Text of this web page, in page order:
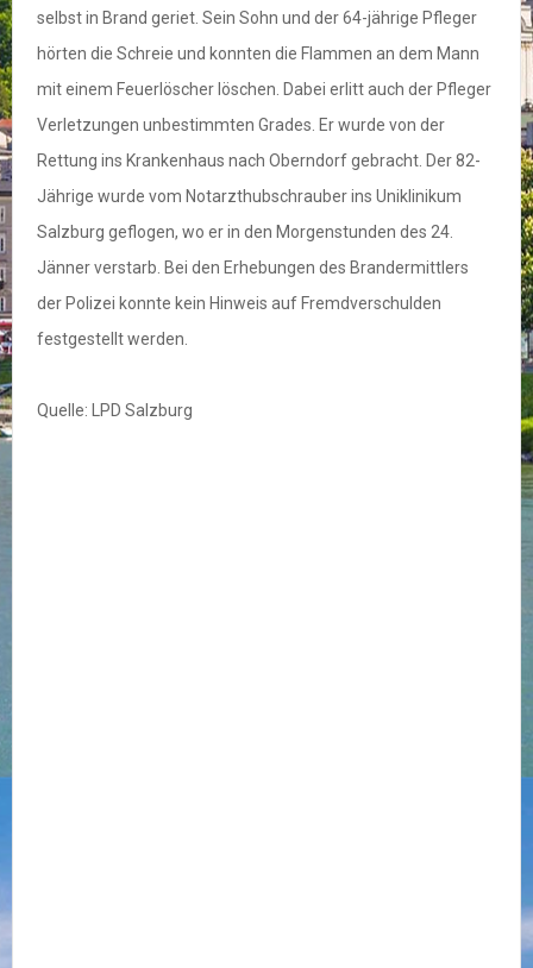
selbst in Brand geriet. Sein Sohn und der 64-jährige Pfleger
hörten die Schreie und konnten die Flammen an dem Mann
mit einem Feuerlöscher löschen. Dabei erlitt auch der Pfleger
Verletzungen unbestimmten Grades. Er wurde von der
Rettung ins Krankenhaus nach Oberndorf gebracht. Der 82-
Jährige wurde vom Notarzthubschrauber ins Uniklinikum
Salzburg geflogen, wo er in den Morgenstunden des 24.
Jänner verstarb. Bei den Erhebungen des Brandermittlers
der Polizei konnte kein Hinweis auf Fremdverschulden
festgestellt werden.
Quelle: LPD Salzburg